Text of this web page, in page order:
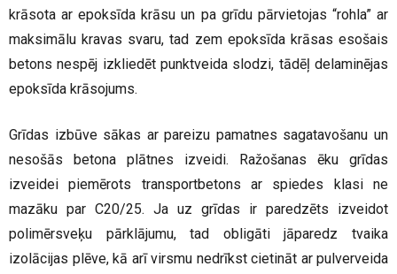
krāsota ar epoksīda krāsu un pa grīdu pārvietojas “rohla” ar
maksimālu kravas svaru, tad zem epoksīda krāsas esošais
betons nespēj izkliedēt punktveida slodzi, tādēļ delaminējas
epoksīda krāsojums.
Grīdas izbūve sākas ar pareizu pamatnes sagatavošanu un
nesošās betona plātnes izveidi. Ražošanas ēku grīdas
izveidei piemērots transportbetons ar spiedes klasi ne
mazāku par C20/25. Ja uz grīdas ir paredzēts izveidot
polimērsveķu pārklājumu, tad obligāti jāparedz tvaika
izolācijas plēve, kā arī virsmu nedrīkst cietināt ar pulverveida